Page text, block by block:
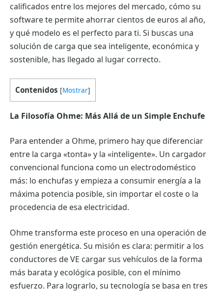
calificados entre los mejores del mercado, cómo su
software te permite ahorrar cientos de euros al año,
y qué modelo es el perfecto para ti. Si buscas una
solución de carga que sea inteligente, económica y
sostenible, has llegado al lugar correcto.
Contenidos [Mostrar]
La Filosofía Ohme: Más Allá de un Simple Enchufe
Para entender a Ohme, primero hay que diferenciar
entre la carga «tonta» y la «inteligente». Un cargador
convencional funciona como un electrodoméstico
más: lo enchufas y empieza a consumir energía a la
máxima potencia posible, sin importar el coste o la
procedencia de esa electricidad.
Ohme transforma este proceso en una operación de
gestión energética. Su misión es clara: permitir a los
conductores de VE cargar sus vehículos de la forma
más barata y ecológica posible, con el mínimo
esfuerzo. Para lograrlo, su tecnología se basa en tres